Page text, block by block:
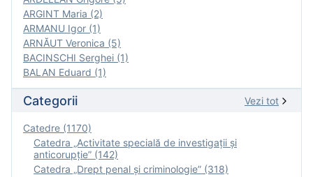
ARGINT Maria (2)
ARMANU Igor (1)
ARNĂUT Veronica (5)
BACINSCHI Serghei (1)
BALAN Eduard (1)
Categorii Vezi tot
Catedre (1170)
Catedra „Activitate specială de investigaţii şi
anticorupție” (142)
Catedra „Drept penal și criminologie” (318)